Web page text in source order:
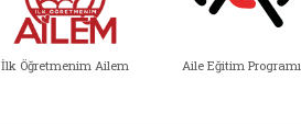
İlk Öğretmenim Ailem Aile Eğitim Programı